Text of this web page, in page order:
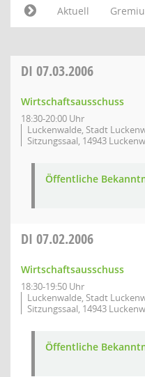
Aktuell
DI 07.03.2006
Wirtschaftsausschuss
18:30-20:00 Uhr
Luckenwalde, Stadt
Sitzungssaal, 14943
Öffentliche
DI 07.02.2006
Wirtschaftsausschuss
18:30-19:50 Uhr
Luckenwalde, Stadt
Sitzungssaal, 14943
Öffentliche